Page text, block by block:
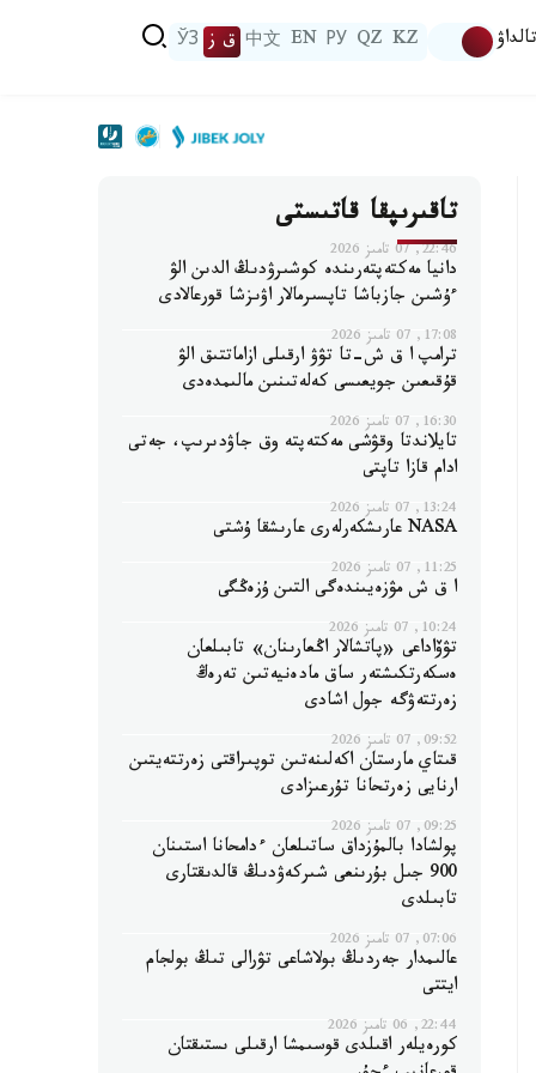
تالداۋ KZ
QZ
РУ
EN
中文 ق ز ЎЗ
تاقىرىپقا قاتىستى
22:46, 07 تامىز 2026
دانيا مەكتەپتەرىندە كوشىرۋدىڭ الدىن الۋ
ءۇشىن جازباشا تاپسىرمالار اۋىزشا قورعالادى
17:08, 07 تامىز 2026
ترامپ ا ق ش-تا تۋۋ ارقىلى ازاماتتىق الۋ
قۇقىعىن جويعىسى كەلەتىنىن مالىمدەدى
16:30, 07 تامىز 2026
تايلاندتا وقۋشى مەكتەپتە وق جاۋدىرىپ، جەتى
ادام قازا تاپتى
13:24, 07 تامىز 2026
NASA عارىشكەرلەرى عارىشقا ۇشتى
11:25, 07 تامىز 2026
ا ق ش مۋزەيىندەگى التىن ۇزەڭگى
10:24, 07 تامىز 2026
تۋۆاداعى «پاتشالار اڭعارىنان» تابىلعان
ەسكەرتكىشتەر ساق مادەنيەتىن تەرەڭ
زەرتتەۋگە جول اشادى
09:52, 07 تامىز 2026
قىتاي مارستان اكەلىنەتىن توپىراقتى زەرتتەيتىن
ارنايى زەرتحانا تۇرعىزادى
09:25, 07 تامىز 2026
پولشادا بالمۇزداق ساتىلعان ءدامحانا استىنان
900 جىل بۇرىنعى شىركەۋدىڭ قالدىقتارى
تابىلدى
07:06, 07 تامىز 2026
عالىمدار جەردىڭ بولاشاعى تۋرالى تىڭ بولجام
ايتتى
22:44, 06 تامىز 2026
كورەيلەر اقىلدى قوسىمشا ارقىلى ىستىقتان